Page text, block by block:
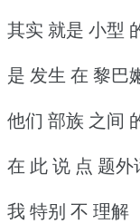
其实 就是 小型
是 发生 在 黎巴
他们 部族 之间
在 此 说 点 题外
我 特别 不 理解